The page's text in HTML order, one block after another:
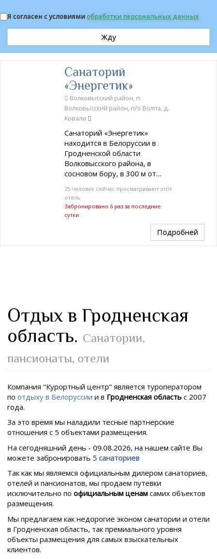
Я согласен с условиямиобработки персональных данных
Жду
Санаторий
«Энергетик»
Волковысский район, п.
Волковысский район, п/о Волпа, д.
Ковали
Санаторий «Энергетик»
находится в Белоруссии в
Гродненской области
Волковысского района, в
сосновом бору, в 300 м от…
25 человек сейчас просматривают этот
отель
Забронировано 6 раз за последние
сутки
Подробней
Отдых в Гродненская
область. Санатории,
пансионаты, отели
Компания "Курортный центр" является туроператором
по отдыху в Белоруссии и в Гродненская область с 2007
года.
За это время мы наладили тесные партнерские
отношения с 5 объектами размещения.
На сегодняшний день - 09.08.2026, на нашем сайте Вы
можете забронировать 5 санаториев
Так как мы являемся официальным дилером санаториев,
отелей и пансионатов, мы продаем путевки
исключительно по официальным ценам самих объектов
размещения.
Мы предлагаем как недорогие эконом санатории и отели
в Гродненская область, так премиального уровня
объекты размещения для самых взыскательных
клиентов.